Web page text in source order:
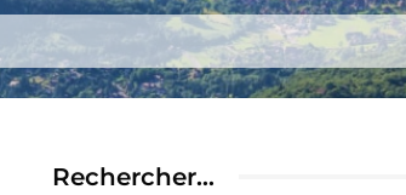
Alertez-nous
Rechercher…